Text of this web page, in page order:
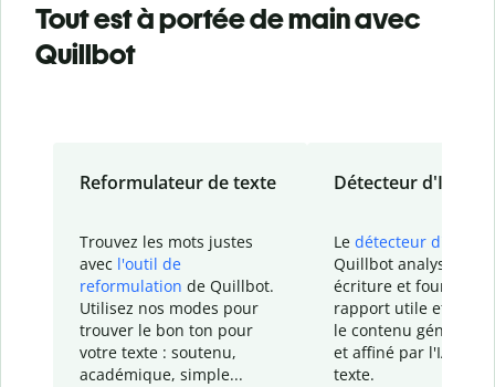
Tout est à portée de main avec
Quillbot
Reformulateur de texte
Trouvez les mots justes
avec l'outil de
reformulation de Quillbot.
Utilisez nos modes pour
trouver le bon ton pour
votre texte : soutenu,
académique, simple...
Détecteur d'IA
Le détecteur d'IA
Quillbot analyse votre
écriture et fournit un
rapport utile et
le contenu généré
et affiné par l'IA
texte.